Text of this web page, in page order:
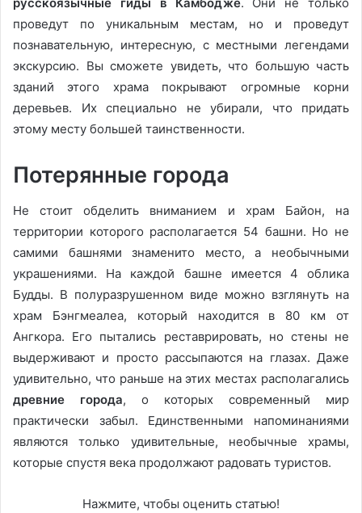
проведут по уникальным местам, но и проведут
познавательную, интересную, с местными легендами
экскурсию. Вы сможете увидеть, что большую часть
зданий этого храма покрывают огромные корни
деревьев. Их специально не убирали, что придать
этому месту большей таинственности.
Потерянные города
Не стоит обделить вниманием и храм Байон, на
территории которого располагается 54 башни. Но не
самими башнями знаменито место, а необычными
украшениями. На каждой башне имеется 4 облика
Будды. В полуразрушенном виде можно взглянуть на
храм Бэнгмеалеа, который находится в 80 км от
Ангкора. Его пытались реставрировать, но стены не
выдерживают и просто рассыпаются на глазах. Даже
удивительно, что раньше на этих местах располагались
древние города, о которых современный мир
практически забыл. Единственными напоминаниями
являются только удивительные, необычные храмы,
которые спустя века продолжают радовать туристов.
Нажмите, чтобы оценить статью!